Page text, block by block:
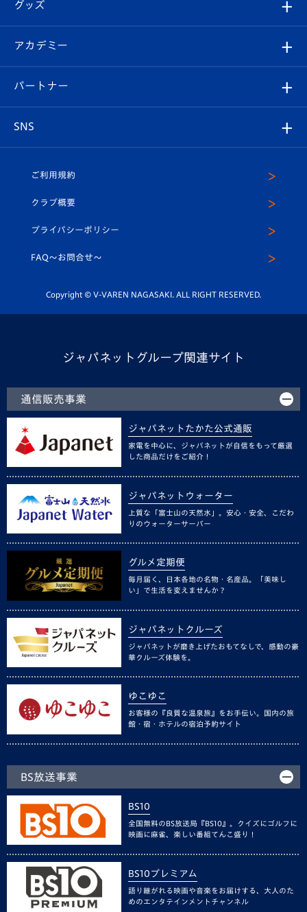
チケット
イベント
メディア
ホームタウン
スタッフプロフィール
マスコット紹介
平和祈念活動
ホームタウン活動
Revive Team
ヴィヴィくんの長崎おもてなしガイド
フォトギャラリー
スタジアムグルメ
V-LOVERS（ファンクラブ）
プレイヤーズスイート
グッズ
オンラインショップ
店舗情報
アカデミー
育成からのお知らせ
U-18
スクール
パートナー
SNS
ヴィヴィくんインスタグラム
公式LINE＠
ご利用規約
クラブ概要
プライバシーポリシー
FAQ〜お問合せ〜
Copyright © V-VAREN NAGASAKI. ALL RIGHT RESERVED.
ジャパネットグループ関連サイト
通信販売事業
ジャパネットたかた公式通販
家電を中心に、ジャパネットが自信をもって厳選
した商品だけをご紹介！
ジャパネットウォーター
上質な「富士山の天然水」。安心・安全、こだわ
りのウォーターサーバー
グルメ定期便
毎月届く、日本各地の名物・名産品。「美味し
い」で生活を変えませんか？
ジャパネットクルーズ
ジャパネットが磨き上げたおもてなしで、感動の豪
華クルーズ体験を。
ゆこゆこ
お客様の『良質な温泉旅』をお手伝い。国内の旅
館・宿・ホテルの宿泊予約サイト
BS放送事業
BS10
全国無料のBS放送局『BS10』。クイズにゴルフに
映画に麻雀、楽しい番組てんこ盛り！
BS10プレミアム
語り継がれる映画や音楽をお届けする、大人のた
めのエンタテインメントチャンネル